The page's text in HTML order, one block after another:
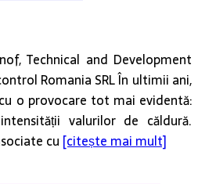
Technical and Development
Romania SRL În ultimii ani,
o provocare tot mai evidentă:
valurilor de căldură.
cu [citește mai mult]